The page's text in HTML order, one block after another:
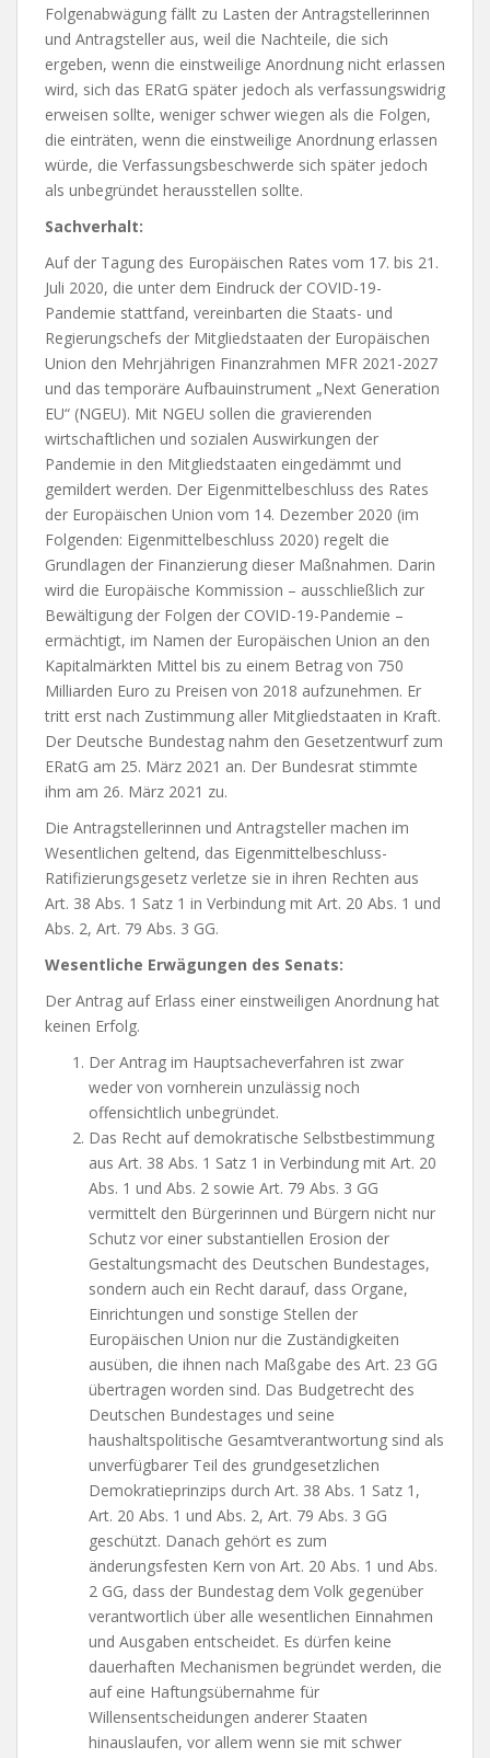
Folgenabwägung fällt zu Lasten der Antragstellerinnen
und Antragsteller aus, weil die Nachteile, die sich
ergeben, wenn die einstweilige Anordnung nicht erlassen
wird, sich das ERatG später jedoch als verfassungswidrig
erweisen sollte, weniger schwer wiegen als die Folgen,
die einträten, wenn die einstweilige Anordnung erlassen
würde, die Verfassungsbeschwerde sich später jedoch
als unbegründet herausstellen sollte.
Sachverhalt:
Auf der Tagung des Europäischen Rates vom 17. bis 21.
Juli 2020, die unter dem Eindruck der COVID-19-
Pandemie stattfand, vereinbarten die Staats- und
Regierungschefs der Mitgliedstaaten der Europäischen
Union den Mehrjährigen Finanzrahmen MFR 2021-2027
und das temporäre Aufbauinstrument „Next Generation
EU“ (NGEU). Mit NGEU sollen die gravierenden
wirtschaftlichen und sozialen Auswirkungen der
Pandemie in den Mitgliedstaaten eingedämmt und
gemildert werden. Der Eigenmittelbeschluss des Rates
der Europäischen Union vom 14. Dezember 2020 (im
Folgenden: Eigenmittelbeschluss 2020) regelt die
Grundlagen der Finanzierung dieser Maßnahmen. Darin
wird die Europäische Kommission – ausschließlich zur
Bewältigung der Folgen der COVID-19-Pandemie –
ermächtigt, im Namen der Europäischen Union an den
Kapitalmärkten Mittel bis zu einem Betrag von 750
Milliarden Euro zu Preisen von 2018 aufzunehmen. Er
tritt erst nach Zustimmung aller Mitgliedstaaten in Kraft.
Der Deutsche Bundestag nahm den Gesetzentwurf zum
ERatG am 25. März 2021 an. Der Bundesrat stimmte
ihm am 26. März 2021 zu.
Die Antragstellerinnen und Antragsteller machen im
Wesentlichen geltend, das Eigenmittelbeschluss-
Ratifizierungsgesetz verletze sie in ihren Rechten aus
Art. 38 Abs. 1 Satz 1 in Verbindung mit Art. 20 Abs. 1 und
Abs. 2, Art. 79 Abs. 3 GG.
Wesentliche Erwägungen des Senats:
Der Antrag auf Erlass einer einstweiligen Anordnung hat
keinen Erfolg.
Der Antrag im Hauptsacheverfahren ist zwar
weder von vornherein unzulässig noch
offensichtlich unbegründet.
Das Recht auf demokratische Selbstbestimmung
aus Art. 38 Abs. 1 Satz 1 in Verbindung mit Art. 20
Abs. 1 und Abs. 2 sowie Art. 79 Abs. 3 GG
vermittelt den Bürgerinnen und Bürgern nicht nur
Schutz vor einer substantiellen Erosion der
Gestaltungsmacht des Deutschen Bundestages,
sondern auch ein Recht darauf, dass Organe,
Einrichtungen und sonstige Stellen der
Europäischen Union nur die Zuständigkeiten
ausüben, die ihnen nach Maßgabe des Art. 23 GG
übertragen worden sind. Das Budgetrecht des
Deutschen Bundestages und seine
haushaltspolitische Gesamtverantwortung sind als
unverfügbarer Teil des grundgesetzlichen
Demokratieprinzips durch Art. 38 Abs. 1 Satz 1,
Art. 20 Abs. 1 und Abs. 2, Art. 79 Abs. 3 GG
geschützt. Danach gehört es zum
änderungsfesten Kern von Art. 20 Abs. 1 und Abs.
2 GG, dass der Bundestag dem Volk gegenüber
verantwortlich über alle wesentlichen Einnahmen
und Ausgaben entscheidet. Es dürfen keine
dauerhaften Mechanismen begründet werden, die
auf eine Haftungsübernahme für
Willensentscheidungen anderer Staaten
hinauslaufen, vor allem wenn sie mit schwer